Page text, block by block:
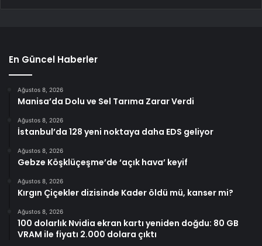
En Güncel Haberler
Ağustos 8, 2026
Manisa’da Dolu ve Sel Tarıma Zarar Verdi
Ağustos 8, 2026
İstanbul’da 128 yeni noktaya daha EDS geliyor
Ağustos 8, 2026
Gebze Köşklüçeşme’de ‘açık hava’ keyif
Ağustos 8, 2026
Kırgın Çiçekler dizisinde Kader öldü mü, kanser mi?
Ağustos 8, 2026
100 dolarlık Nvidia ekran kartı yeniden doğdu: 80 GB
VRAM ile fiyatı 2.000 dolara çıktı